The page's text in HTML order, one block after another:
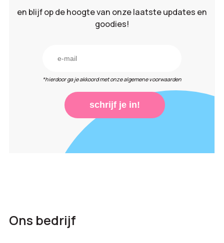
en blijf op de hoogte van onze laatste updates en
goodies!
*hierdoor ga je akkoord met onze algemene voorwaarden
schrijf je in!
Ons bedrijf